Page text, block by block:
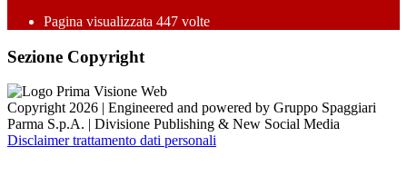
Pagina visualizzata 447 volte
Sezione Copyright
Copyright 2026 | Engineered and powered by Gruppo Spaggiari
Parma S.p.A. | Divisione Publishing & New Social Media
Disclaimer trattamento dati personali